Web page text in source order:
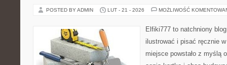
POSTED BY ADMIN LUT - 21 - 2026 MOŻLIWOŚĆ
Elfiki777 to natchniony
ilustrować i pisać ręcznie
miejsce powstało z myślą